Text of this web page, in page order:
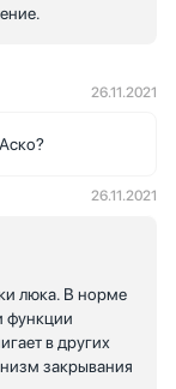
26.11.2021
26.11.2021
люка. В норме
функции
в других
закрывания